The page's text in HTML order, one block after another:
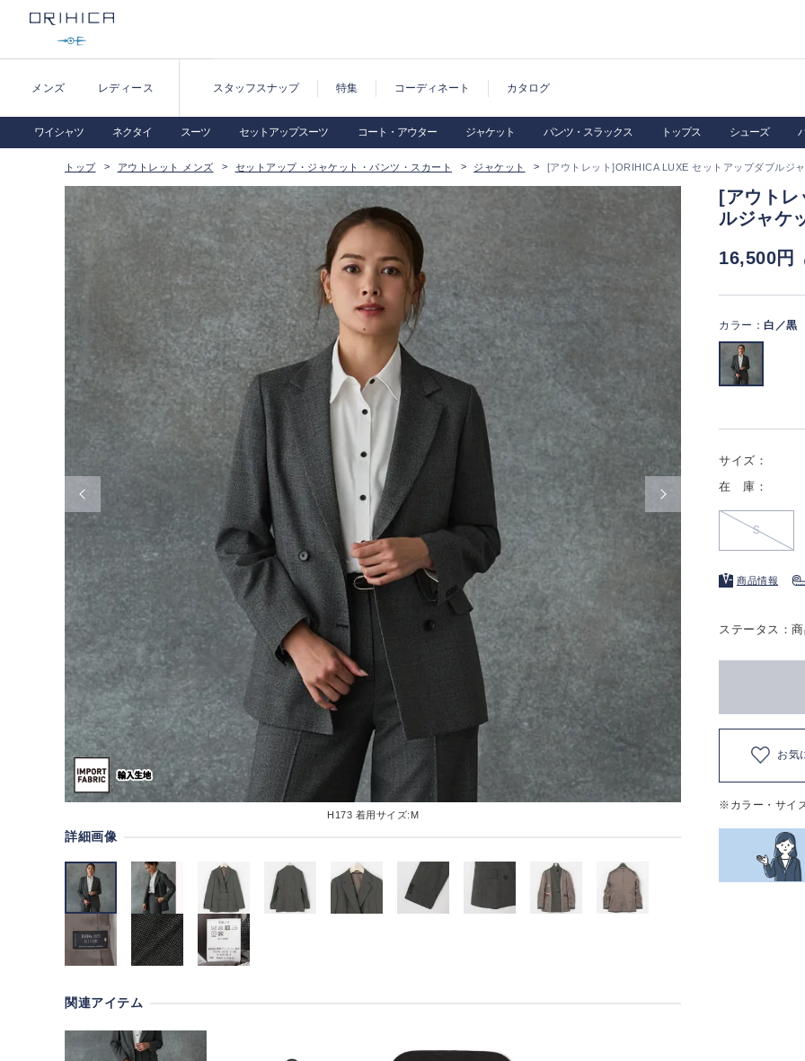
メンズ レディース スタッフスナップ 特集 コーディネート カタログ
ワイシャツ ネクタイ スーツ セットアップスーツ コート・アウター ジャケット パンツ・スラックス トップス シューズ
トップ アウトレット メンズ セットアップ・ジャケット・パンツ・スカート ジャケット [アウトレット]ORIHICA LUXE セットアップダブルジ
H173 着用サイズ:M
詳細画像
関連アイテム
[アウト
ルジャケ
16,500円
カラー： 白／黒
サイズ：
在 庫：
S
商品情報
ステータス：
お気
※カラー・サイ